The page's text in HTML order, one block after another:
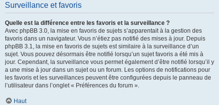
Surveillance et favoris
Quelle est la différence entre les favoris et la surveillance ?
Avec phpBB 3.0, la mise en favoris de sujets s’apparentait à la gestion des
favoris dans un navigateur. Vous n’étiez pas notifié des mises à jour. Depuis
phpBB 3.1, la mise en favoris de sujets est similaire à la surveillance d’un
sujet. Vous pouvez désormais être notifié lorsqu’un sujet favoris a été mis à
jour. Cependant, la surveillance vous permet également d’être notifié lorsqu’il y
a une mise à jour dans un sujet ou un forum. Les options de notifications pour
les favoris et les surveillances peuvent être configurées depuis le panneau de
l’utilisateur dans l’onglet « Préférences du forum ».
Haut